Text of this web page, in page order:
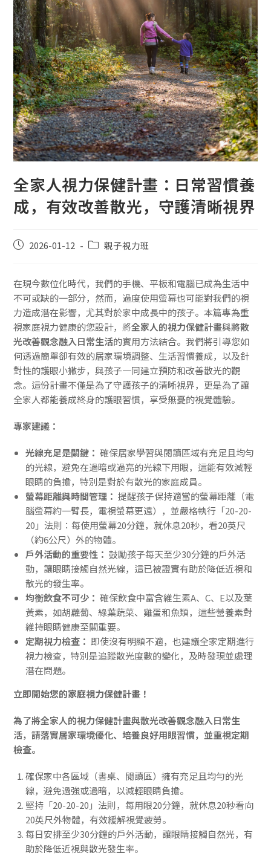
全家人視力保健計畫：日常習慣養
成，有效改善散光，守護清晰視界
2026-01-12 親子視力班
在現今數位化時代，我們的手機、平板和電腦已成為生活中
不可或缺的一部分，然而，過度使用螢幕也可能對我們的視
力造成潛在影響，尤其對於家中成長中的孩子。本篇專為重
視家庭視力健康的您設計，將全家人的視力保健計畫與將散
光改善觀念融入日常生活的實用方法結合。我們將引導您如
何透過簡單卻有效的居家環境調整、生活習慣養成，以及針
對性的護眼小撇步，與孩子一同建立預防和改善散光的觀
念。這份計畫不僅是為了守護孩子的清晰視界，更是為了讓
全家人都能養成終身的護眼習慣，享受無憂的視覺體驗。
專家建議：
光線充足是關鍵： 確保居家學習與閱讀區域有充足且均勻
的光線，避免在過暗或過亮的光線下用眼，這能有效減輕
眼睛的負擔，特別是對於有散光的家庭成員。
螢幕距離與時間管理： 提醒孩子保持適當的螢幕距離（電
腦螢幕約一臂長，電視螢幕更遠），並嚴格執行「20-20-
20」法則：每使用螢幕20分鐘，就休息20秒，看20英尺
（約6公尺）外的物體。
戶外活動的重要性： 鼓勵孩子每天至少30分鐘的戶外活
動，讓眼睛接觸自然光線，這已被證實有助於降低近視和
散光的發生率。
均衡飲食不可少： 確保飲食中富含維生素A、C、E以及葉
黃素，如胡蘿蔔、綠葉蔬菜、雞蛋和魚類，這些營養素對
維持眼睛健康至關重要。
定期視力檢查： 即使沒有明顯不適，也建議全家定期進行
視力檢查，特別是追蹤散光度數的變化，及時發現並處理
潛在問題。
立即開始您的家庭視力保健計畫！
為了將全家人的視力保健計畫與散光改善觀念融入日常生
活，請落實居家環境優化、培養良好用眼習慣，並重視定期
檢查。
確保家中各區域（書桌、閱讀區）擁有充足且均勻的光
線，避免過強或過暗，以減輕眼睛負擔。
堅持「20-20-20」法則，每用眼20分鐘，就休息20秒看向
20英尺外物體，有效緩解視覺疲勞。
每日安排至少30分鐘的戶外活動，讓眼睛接觸自然光，有
助於降低近視與散光發生率。